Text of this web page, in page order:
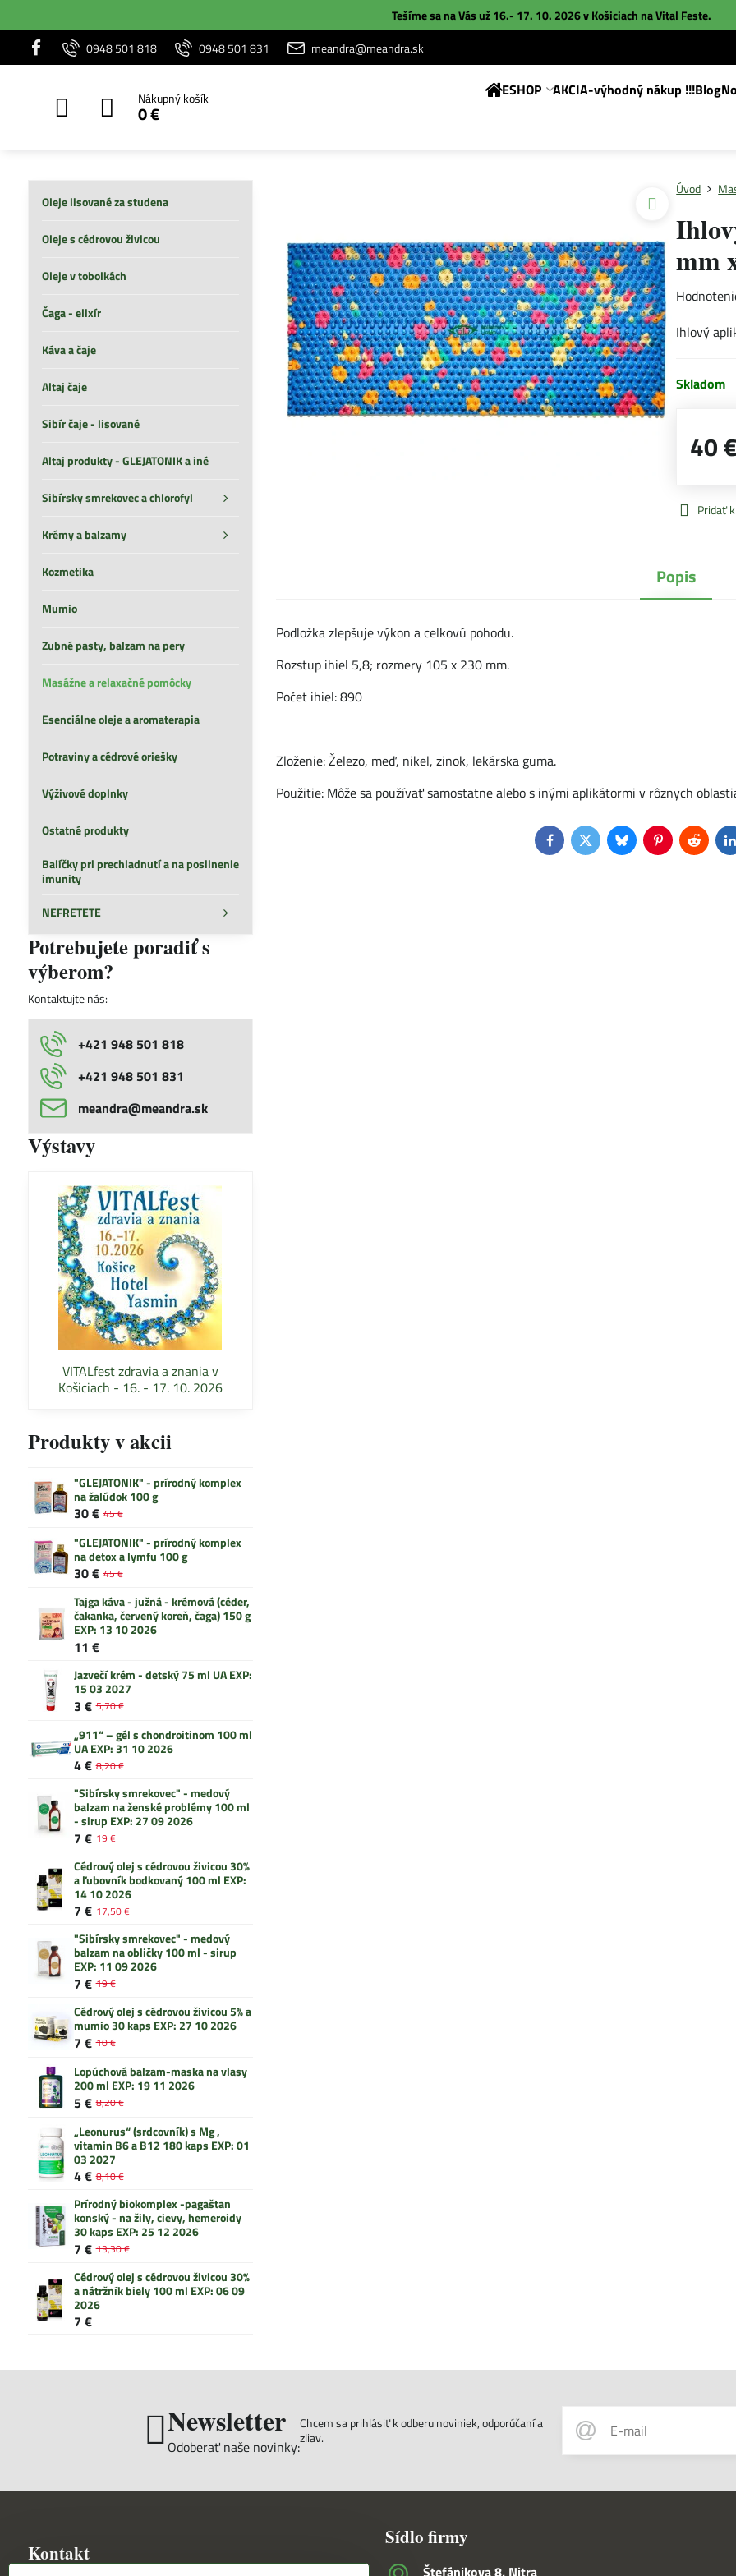
Tešíme sa na Vás už 16.- 17. 10. 2026 v Košiciach naVital Feste.
0948 501 818
0948 501 831 meandra@meandra.sk
Nákupný košík
0 €
ESHOP AKCIA-výhodný nákup !!!Blog
Úvod
mm
Ihlový
Skladom
40 €
Pridať
Popis
Podložka zlepšuje výkon a celkovú pohodu.
Rozstup ihiel 5,8; rozmery 105 x 230 mm.
Počet ihiel: 890
Zloženie: Železo, meď, nikel, zinok, lekárska guma.
Použitie: Môže sa používať samostatne alebo s inými aplikátormi v rôznych
FacebookTwitterBlueskyPinterestReddit
Oleje lisované za studena
Oleje s cédrovou živicou
Oleje v tobolkách
Čaga - elixír
Káva a čaje
Altaj čaje
Sibír čaje - lisované
Altaj produkty - GLEJATONIK a iné
Sibírsky smrekovec a chlorofyl
Krémy a balzamy
Kozmetika
Mumio
Zubné pasty, balzam na pery
Masážne a relaxačné pomôcky
Esenciálne oleje a aromaterapia
Potraviny a cédrové oriešky
Výživové doplnky
Ostatné produkty
Balíčky pri prechladnutí a na posilnenie
imunity
NEFRETETE
Potrebujete poradiť s
výberom?
Kontaktujte nás:
+421 948 501 818
+421 948 501 831
meandra​@meandra​.sk
Výstavy
VITALfest zdravia a znania v
Košiciach - 16. - 17. 10. 2026
Produkty v akcii
"GLEJATONIK" - prírodný komplex
na žalúdok 100 g
30 € 45 €
"GLEJATONIK" - prírodný komplex
na detox a lymfu 100 g
30 € 45 €
Tajga káva - južná - krémová (céder,
čakanka, červený koreň, čaga) 150 g
EXP: 13 10 2026
11 €
Jazvečí krém - detský 75 ml UA EXP:
15 03 2027
3 € 5,70 €
„911“ – gél s chondroitinom 100 ml
UA EXP: 31 10 2026
4 € 8,20 €
"Sibírsky smrekovec" - medový
balzam na ženské problémy 100 ml
- sirup EXP: 27 09 2026
7 € 19 €
Cédrový olej s cédrovou živicou 30%
a ľubovník bodkovaný 100 ml EXP:
14 10 2026
7 € 17,50 €
"Sibírsky smrekovec" - medový
balzam na obličky 100 ml - sirup
EXP: 11 09 2026
7 € 19 €
Cédrový olej s cédrovou živicou 5% a
mumio 30 kaps EXP: 27 10 2026
7 € 10 €
Lopúchová balzam-maska na vlasy
200 ml EXP: 19 11 2026
5 € 8,20 €
„Leonurus“ (srdcovník) s Mg ,
vitamin B6 a B12 180 kaps EXP: 01
03 2027
4 € 8,10 €
Prírodný biokomplex -pagaštan
konský - na žily, cievy, hemeroidy
30 kaps EXP: 25 12 2026
7 € 13,30 €
Cédrový olej s cédrovou živicou 30%
a nátržník biely 100 ml EXP: 06 09
2026
7 €
Newsletter
Odoberať naše novinky:
Chcem sa prihlásiť k odberu noviniek, odporúčaní a
zliav.
Kontakt
Sídlo firmy
Štefánikova 8, Nitra